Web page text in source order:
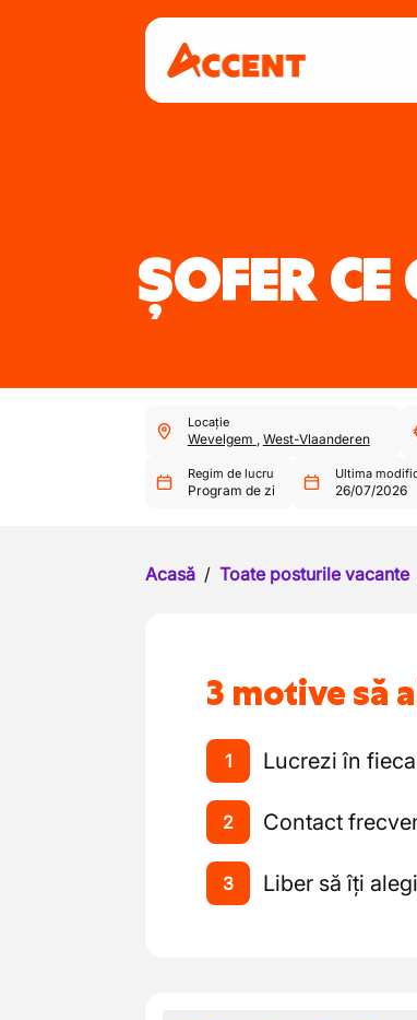
ȘOFER
Locație
Wevelgem , West-Vlaanderen
Regim de lucru
Program de zi
Ultima
26/07/2026
Acasă / Toate posturile vacante
3 motive să
1 Lucrezi în
2 Contact
3 Liber să îți